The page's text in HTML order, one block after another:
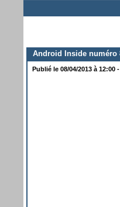
Android Inside numéro
Publié le 08/04/2013 à 12:00